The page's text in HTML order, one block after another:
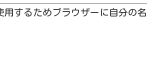
用するためブラウザーに自分の